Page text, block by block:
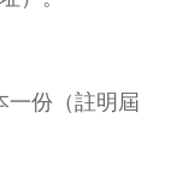
一份（註明屆